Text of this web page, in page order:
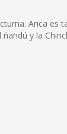
Arica es
y la